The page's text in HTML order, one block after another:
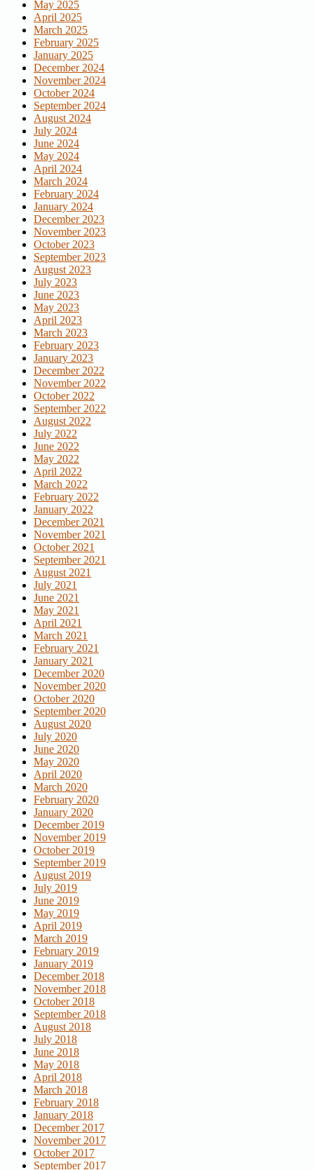
May 2025
April 2025
March 2025
February 2025
January 2025
December 2024
November 2024
October 2024
September 2024
August 2024
July 2024
June 2024
May 2024
April 2024
March 2024
February 2024
January 2024
December 2023
November 2023
October 2023
September 2023
August 2023
July 2023
June 2023
May 2023
April 2023
March 2023
February 2023
January 2023
December 2022
November 2022
October 2022
September 2022
August 2022
July 2022
June 2022
May 2022
April 2022
March 2022
February 2022
January 2022
December 2021
November 2021
October 2021
September 2021
August 2021
July 2021
June 2021
May 2021
April 2021
March 2021
February 2021
January 2021
December 2020
November 2020
October 2020
September 2020
August 2020
July 2020
June 2020
May 2020
April 2020
March 2020
February 2020
January 2020
December 2019
November 2019
October 2019
September 2019
August 2019
July 2019
June 2019
May 2019
April 2019
March 2019
February 2019
January 2019
December 2018
November 2018
October 2018
September 2018
August 2018
July 2018
June 2018
May 2018
April 2018
March 2018
February 2018
January 2018
December 2017
November 2017
October 2017
September 2017